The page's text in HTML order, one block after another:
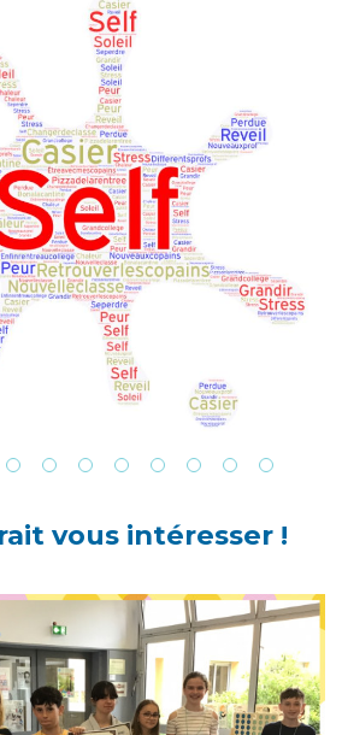
vous intéresser !